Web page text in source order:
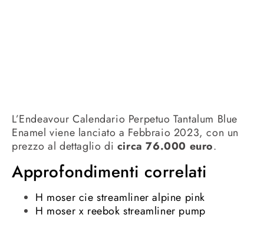
L’Endeavour Calendario Perpetuo Tantalum Blue
Enamel viene lanciato a Febbraio 2023, con un
prezzo al dettaglio di circa 76.000 euro.
Approfondimenti correlati
H moser cie streamliner alpine pink
H moser x reebok streamliner pump